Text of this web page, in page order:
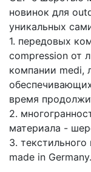
новинок для
уникальных
1. передовых
compression от
компании medi,
время
2.
материала -
3. текстильного
made in Germany.